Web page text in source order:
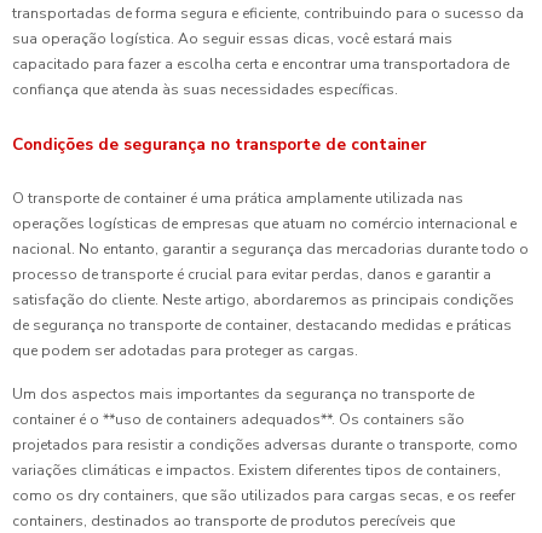
transportadas de forma segura e eficiente, contribuindo para o sucesso da
sua operação logística. Ao seguir essas dicas, você estará mais
capacitado para fazer a escolha certa e encontrar uma transportadora de
confiança que atenda às suas necessidades específicas.
Condições de segurança no transporte de container
O transporte de container é uma prática amplamente utilizada nas
operações logísticas de empresas que atuam no comércio internacional e
nacional. No entanto, garantir a segurança das mercadorias durante todo o
processo de transporte é crucial para evitar perdas, danos e garantir a
satisfação do cliente. Neste artigo, abordaremos as principais condições
de segurança no transporte de container, destacando medidas e práticas
que podem ser adotadas para proteger as cargas.
Um dos aspectos mais importantes da segurança no transporte de
container é o **uso de containers adequados**. Os containers são
projetados para resistir a condições adversas durante o transporte, como
variações climáticas e impactos. Existem diferentes tipos de containers,
como os dry containers, que são utilizados para cargas secas, e os reefer
containers, destinados ao transporte de produtos perecíveis que